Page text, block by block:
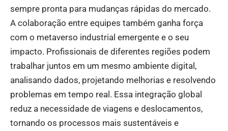
sempre pronta para mudanças rápidas do mercado.
A colaboração entre equipes também ganha força
com o metaverso industrial emergente e o seu
impacto. Profissionais de diferentes regiões podem
trabalhar juntos em um mesmo ambiente digital,
analisando dados, projetando melhorias e resolvendo
problemas em tempo real. Essa integração global
reduz a necessidade de viagens e deslocamentos,
tornando os processos mais sustentáveis e